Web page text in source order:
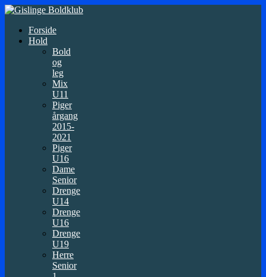
Forside
Hold
Bold
og
leg
Mix
U11
Piger
årgang
2015-
2021
Piger
U16
Dame
Senior
Drenge
U14
Drenge
U16
Drenge
U19
Herre
Senior